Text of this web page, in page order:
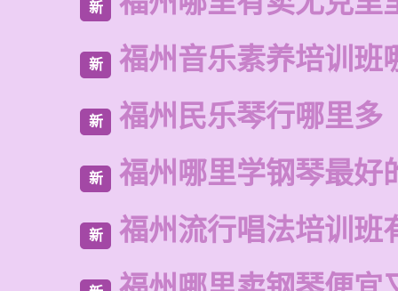
新
新 福州音乐素养培训班
新 福州民乐琴行哪里多
新 福州哪里学钢琴最好
新 福州流行唱法培训班